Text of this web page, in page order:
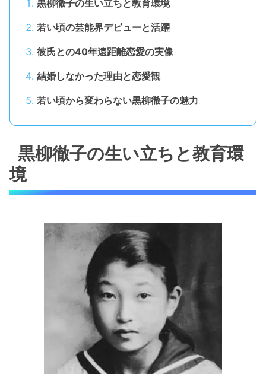
黒柳徹子の生い立ちと教育環境
若い頃の芸能界デビューと活躍
彼氏との40年遠距離恋愛の実像
結婚しなかった理由と恋愛観
若い頃から変わらない黒柳徹子の魅力
黒柳徹子の生い立ちと教育環
境